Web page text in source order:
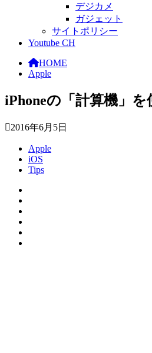
デジカメ
ガジェット
サイトポリシー
Youtube CH
HOME
Apple
iPhoneの「計算機」を
2016年6月5日
Apple
iOS
Tips